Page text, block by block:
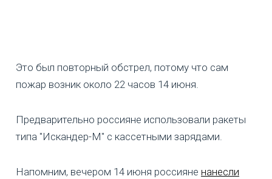
Это был повторный обстрел, потому что сам
пожар возник около 22 часов 14 июня.
Предварительно россияне использовали ракеты
типа "Искандер-М" с кассетными зарядами.
Напомним, вечером 14 июня россияне нанесли